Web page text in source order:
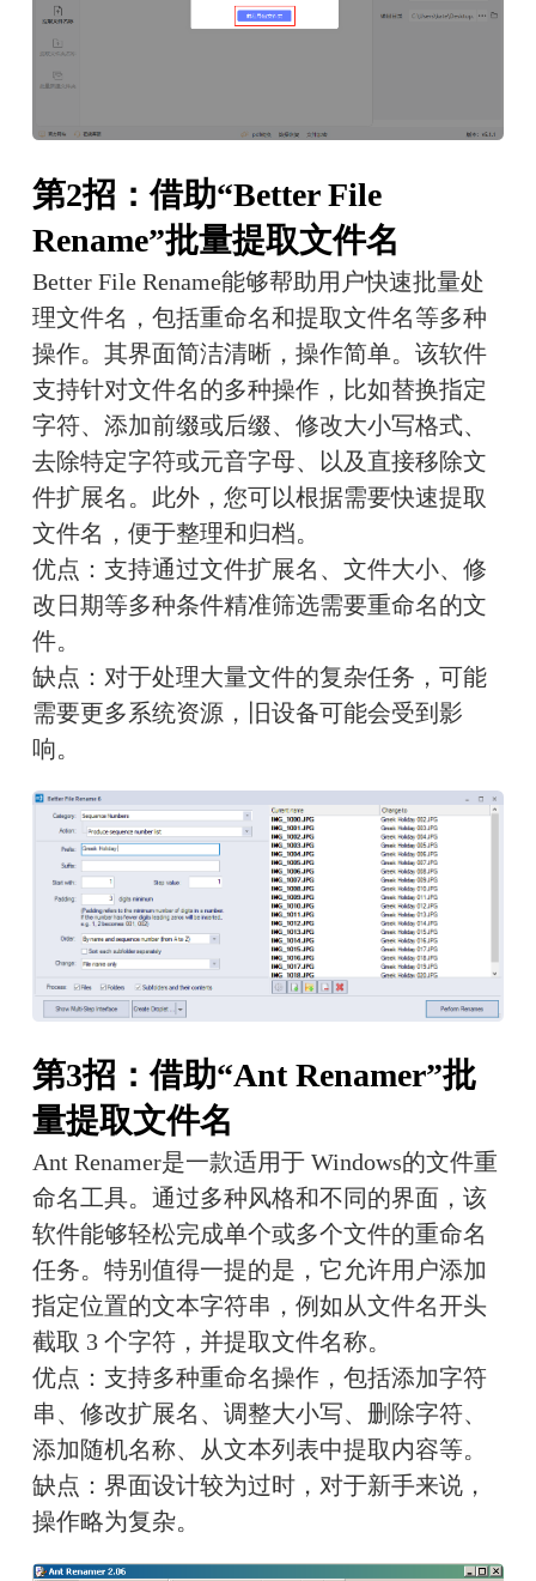
第2招：借助“Better File
Rename”批量提取文件名
Better File Rename能够帮助用户快速批量处
理文件名，包括重命名和提取文件名等多种
操作。其界面简洁清晰，操作简单。该软件
支持针对文件名的多种操作，比如替换指定
字符、添加前缀或后缀、修改大小写格式、
去除特定字符或元音字母、以及直接移除文
件扩展名。此外，您可以根据需要快速提取
文件名，便于整理和归档。
优点：支持通过文件扩展名、文件大小、修
改日期等多种条件精准筛选需要重命名的文
件。
缺点：对于处理大量文件的复杂任务，可能
需要更多系统资源，旧设备可能会受到影
响。
第3招：借助“Ant Renamer”批
量提取文件名
Ant Renamer是一款适用于 Windows的文件重
命名工具。通过多种风格和不同的界面，该
软件能够轻松完成单个或多个文件的重命名
任务。特别值得一提的是，它允许用户添加
指定位置的文本字符串，例如从文件名开头
截取 3 个字符，并提取文件名称。
优点：支持多种重命名操作，包括添加字符
串、修改扩展名、调整大小写、删除字符、
添加随机名称、从文本列表中提取内容等。
缺点：界面设计较为过时，对于新手来说，
操作略为复杂。